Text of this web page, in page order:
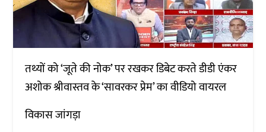
तथ्यों को ‘जूते की नोक’ पर रखकर डिबेट करते डीडी एंकर
अशोक श्रीवास्तव के ‘सावरकर प्रेम’ का वीडियो वायरल
विकास जांगड़ा